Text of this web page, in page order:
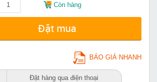
Còn hàng
Đặt mua
BÁO GIÁ NHANH
Đặt hàng qua điện thoại